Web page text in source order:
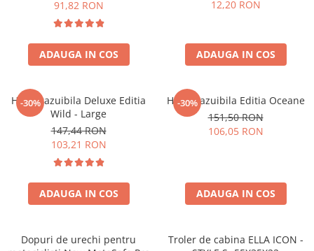
91,82 RON
ADAUGA IN COS
12,20 RON
ADAUGA IN COS
-30%
Harta razuibila Deluxe Editia
Wild - Large
147,44 RON
103,21 RON
ADAUGA IN COS
-30%
Harta razuibila Editia Oceane
151,50 RON
106,05 RON
ADAUGA IN COS
Dopuri de urechi pentru
Troler de cabina ELLA ICON -